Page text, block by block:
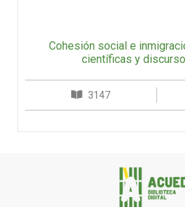
Cohesión social e
científicas y
3147